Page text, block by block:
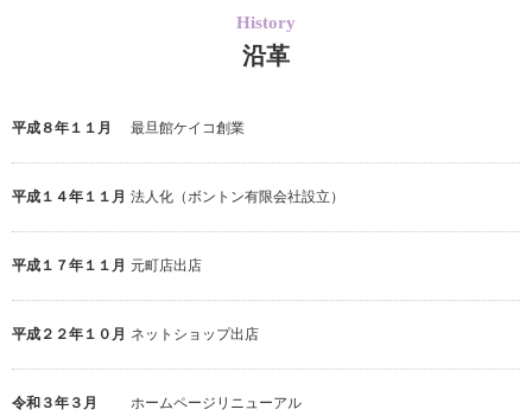
History
沿革
平成８年１１月 最旦館ケイコ創業
平成１４年１１月 法人化（ボントン有限会社設立）
平成１７年１１月 元町店出店
平成２２年１０月 ネットショップ出店
令和３年３月 ホームページリニューアル